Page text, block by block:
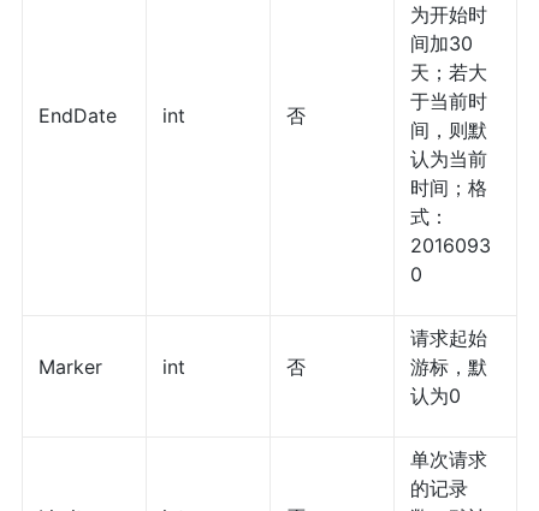
EndDate int 否
为开始时
间加30
天；若大
于当前时
间，则默
认为当前
时间；格
式：
2016093
0
Marker int 否
请求起始
游标，默
认为0
单次请求
的记录